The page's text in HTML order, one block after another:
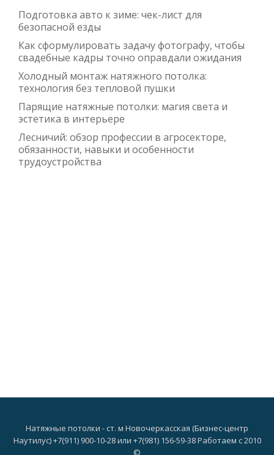
Подготовка авто к зиме: чек-лист для
безопасной езды
Как сформулировать задачу фотографу, чтобы
свадебные кадры точно оправдали ожидания
Холодный монтаж натяжного потолка:
технология без тепловой пушки
Парящие натяжные потолки: магия света и
эстетика в интерьере
Лесничий: обзор профессии в агросекторе,
обязанности, навыки и особенности
трудоустройства
Натяжные потолки - ст. м Новочеркасская (Бизнес-центр
Наутилус) +7(911) 900-10-28 или +7(981) 156-59-38 Работаем с 2010
©